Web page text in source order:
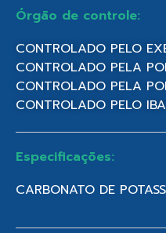
Órgão de controle:
CONTROLADO PELO
CONTROLADO PELA
CONTROLADO PELA
CONTROLADO PELO
Especificações:
CARBONATO DE